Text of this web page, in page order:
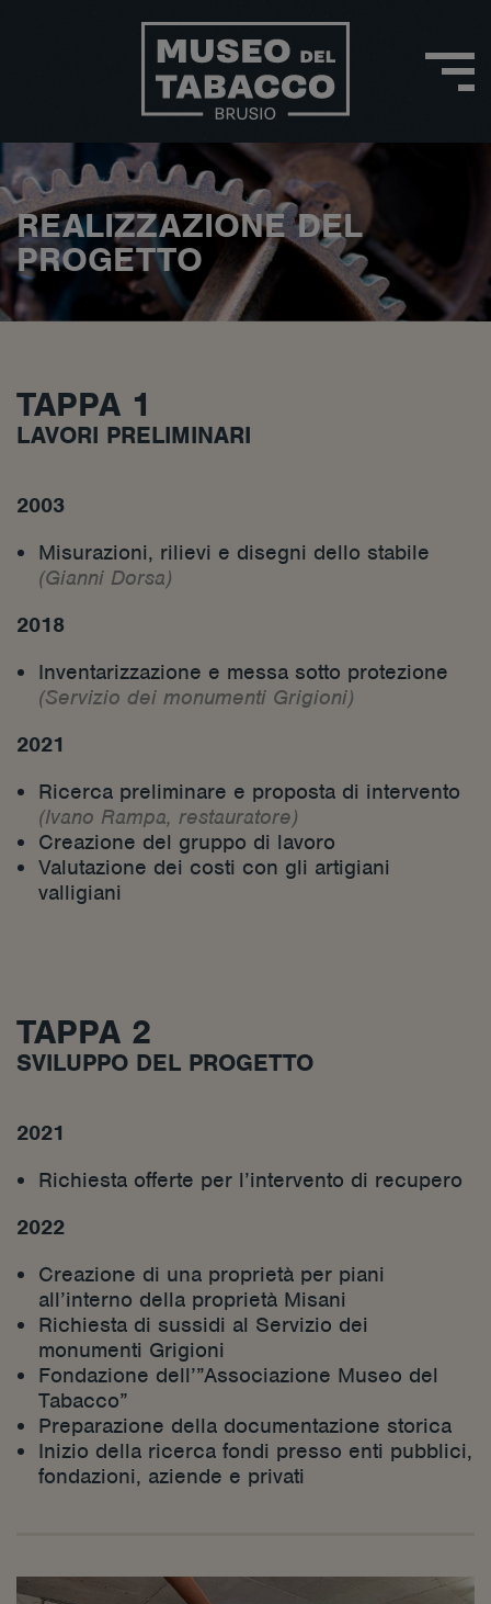
REALIZZAZIONE DEL
PROGETTO
TAPPA 1
LAVORI PRELIMINARI
2003
Misurazioni, rilievi e disegni dello stabile
(Gianni Dorsa)
2018
Inventarizzazione e messa sotto protezione
(Servizio dei monumenti Grigioni)
2021
Ricerca preliminare e proposta di intervento
(Ivano Rampa, restauratore)
Creazione del gruppo di lavoro
Valutazione dei costi con gli artigiani
valligiani
TAPPA 2
SVILUPPO DEL PROGETTO
2021
Richiesta offerte per l’intervento di recupero
2022
Creazione di una proprietà per piani
all’interno della proprietà Misani
Richiesta di sussidi al Servizio dei
monumenti Grigioni
Fondazione dell’”Associazione Museo del
Tabacco”
Preparazione della documentazione storica
Inizio della ricerca fondi presso enti pubblici,
fondazioni, aziende e privati